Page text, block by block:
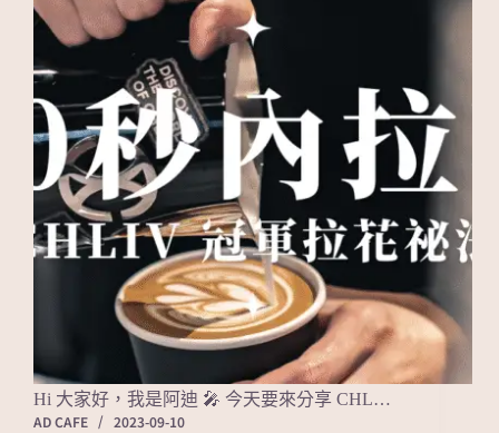
Hi 大家好，我是阿迪 🎤 今天要來分享 CHL…
AD CAFE
2023-09-10